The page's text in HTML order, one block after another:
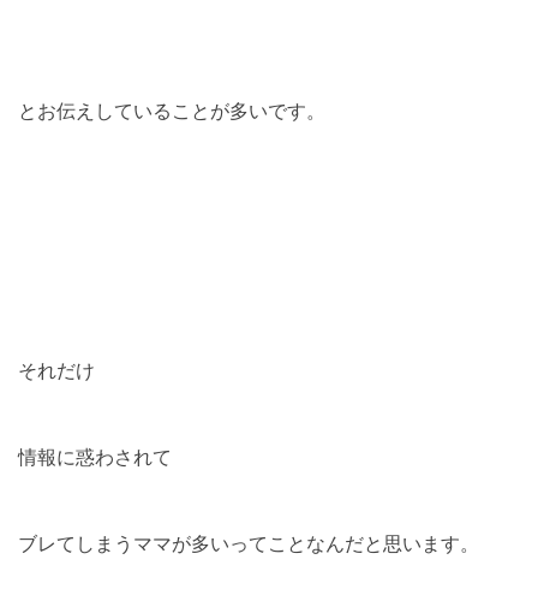
とお伝えしていることが多いです。
それだけ
情報に惑わされて
ブレてしまうママが多いってことなんだと思います。